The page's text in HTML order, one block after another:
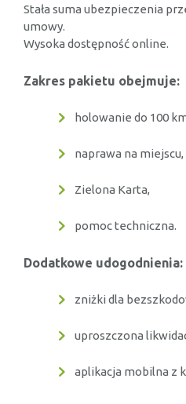
Stała suma ubezpieczenia
umowy.
Wysoka dostępność online.
Zakres pakietu obejmuje:
holowanie do 100
naprawa na miejscu,
Zielona Karta,
pomoc techniczna.
Dodatkowe udogodnienia:
zniżki dla
uproszczona
aplikacja mobilna z